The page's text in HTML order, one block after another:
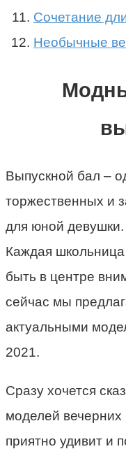
Сочетание
Необычные
Выпускной бал –
торжественных и
для юной
Каждая школьница
быть в центре
сейчас мы
актуальными
2021.
Сразу хочется
моделей
приятно удивит и